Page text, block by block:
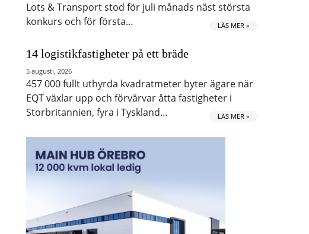
Lots & Transport stod för juli månads näst största
konkurs och för första…
LÄS MER »
14 logistikfastigheter på ett bräde
5 augusti, 2026
457 000 fullt uthyrda kvadratmeter byter ägare när
EQT växlar upp och förvärvar åtta fastigheter i
Storbritannien, fyra i Tyskland…
LÄS MER »